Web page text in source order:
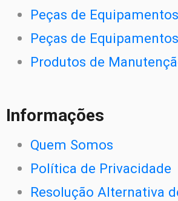
Peças de
Peças de
Produtos de
Informações
Quem Somos
Política de Privacidade
Resolução Alternativa